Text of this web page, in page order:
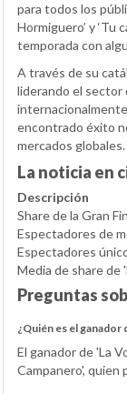
para todos los
Hormiguero’ y ‘Tu
temporada con
A través de su
liderando el
encontrado éxito
mercados globales.
La noticia en
Descripción
Share de la Gran
Espectadores de
Espectadores
Media de share de
Preguntas
¿Quién es el ganador
El ganador de 'La
Campanero',